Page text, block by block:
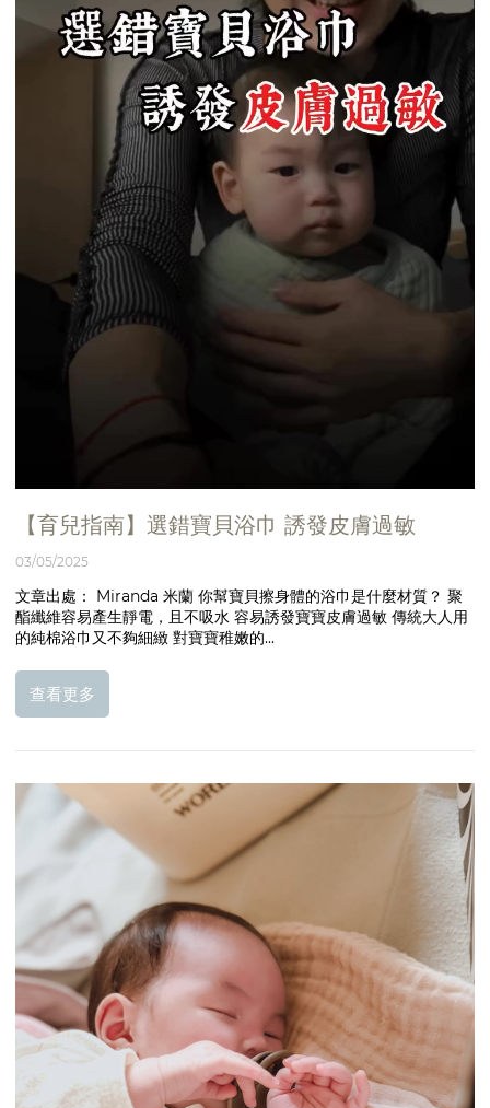
【育兒指南】選錯寶貝浴巾 誘發皮膚過敏
03/05/2025
文章出處： Miranda 米蘭 你幫寶貝擦身體的浴巾是什麼材質？ 聚
酯纖維容易產生靜電，且不吸水 容易誘發寶寶皮膚過敏 傳統大人用
的純棉浴巾又不夠細緻 對寶寶稚嫩的...
查看更多